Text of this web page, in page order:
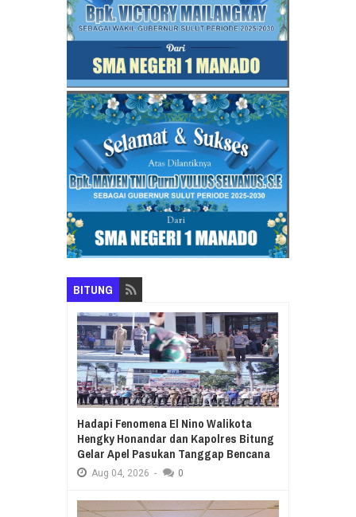
BITUNG
Hadapi Fenomena El Nino Walikota
Hengky Honandar dan Kapolres Bitung
Gelar Apel Pasukan Tanggap Bencana
Aug 04, 2026 - 0